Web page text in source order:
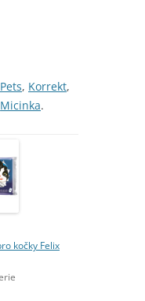
, Korrekt,
Micinka.
kočky Felix